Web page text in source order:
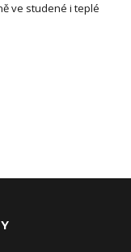
ve studené i teplé